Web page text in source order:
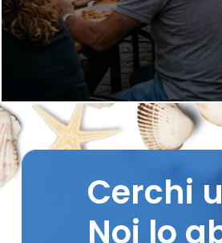
Cerchi
Noi lo